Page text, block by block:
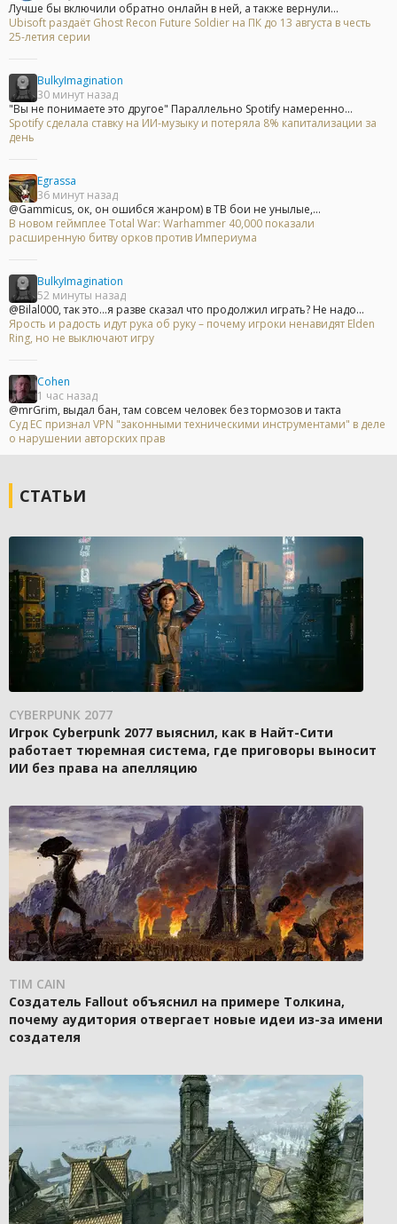
Лучше бы включили обратно онлайн в ней, а также вернули...
Ubisoft раздаёт Ghost Recon Future Soldier на ПК до 13 августа в честь
25-летия серии
BulkyImagination
30 минут назад
"Вы не понимаете это другое" Параллельно Spotify намеренно...
Spotify сделала ставку на ИИ-музыку и потеряла 8% капитализации за
день
Egrassa
36 минут назад
@Gammicus, ок, он ошибся жанром) в ТВ бои не унылые,...
В новом геймплее Total War: Warhammer 40,000 показали
расширенную битву орков против Империума
BulkyImagination
52 минуты назад
@Bilal000, так это...я разве сказал что продолжил играть? Не надо...
Ярость и радость идут рука об руку – почему игроки ненавидят Elden
Ring, но не выключают игру
Cohen
1 час назад
@mrGrim, выдал бан, там совсем человек без тормозов и такта
Суд ЕС признал VPN "законными техническими инструментами" в деле
о нарушении авторских прав
СТАТЬИ
CYBERPUNK 2077
Игрок Cyberpunk 2077 выяснил, как в Найт-Сити
работает тюремная система, где приговоры выносит
ИИ без права на апелляцию
TIM CAIN
Создатель Fallout объяснил на примере Толкина,
почему аудитория отвергает новые идеи из-за имени
создателя